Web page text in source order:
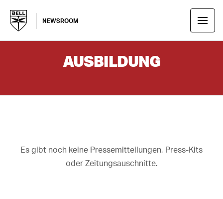
NEWSROOM
AUSBILDUNG
Es gibt noch keine Pressemitteilungen, Press-Kits
oder Zeitungsauschnitte.